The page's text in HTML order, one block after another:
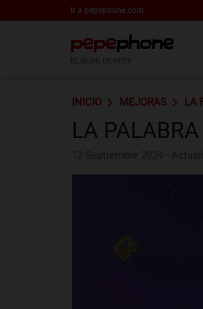
Ir a pepephone.com
INICIO MEJORAS LA
LA